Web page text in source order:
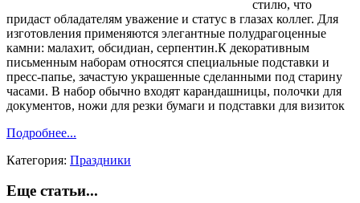
стилю, что
придаст обладателям уважение и статус в глазах коллег. Для
изготовления применяются элегантные полудрагоценные
камни: малахит, обсидиан, серпентин.К декоративным
письменным наборам относятся специальные подставки и
пресс-папье, зачастую украшенные сделанными под старину
часами. В набор обычно входят карандашницы, полочки для
документов, ножи для резки бумаги и подставки для визиток
Подробнее...
Категория: Праздники
Еще статьи...